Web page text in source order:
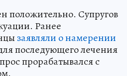
положительно. Супругов
Ранее
заявляли о намерении
последующего лечения
прорабатывался с